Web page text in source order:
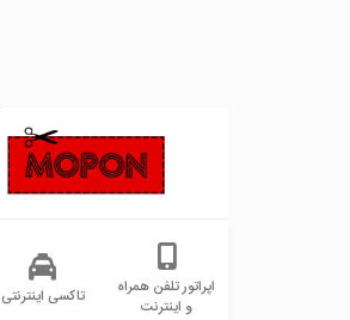
اپراتور تلفن همراه
و اینترنت
تاکسی اینترنتی